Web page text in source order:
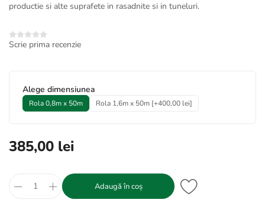
productie si alte suprafete in rasadnite si in tuneluri.
Scrie prima recenzie
Alege dimensiunea
Rola 0,8m x 50m Rola 1,6m x 50m [+400,00 lei]
385,00 lei
Adaugă în coș